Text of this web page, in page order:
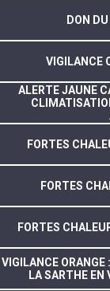
DON
VIGILANCE
ALERTE JAUNE
FORTES
FORTES
FORTES
VIGILANCE
LA SARTHE EN